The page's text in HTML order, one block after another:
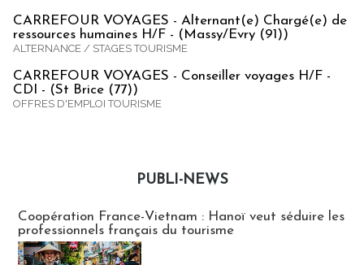
CARREFOUR VOYAGES - Alternant(e) Chargé(e) de
ressources humaines H/F - (Massy/Evry (91))
ALTERNANCE / STAGES TOURISME
CARREFOUR VOYAGES - Conseiller voyages H/F -
CDI - (St Brice (77))
OFFRES D'EMPLOI TOURISME
PUBLI-NEWS
Coopération France-Vietnam : Hanoï veut séduire les
professionnels français du tourisme